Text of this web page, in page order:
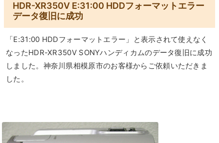
HDR-XR350V E:31:00 HDDフォーマットエラー
データ復旧に成功
「E:31:00 HDDフォーマットエラー」と表示されて使えなく
なったHDR-XR350V SONYハンディカムのデータ復旧に成功
しました。神奈川県相模原市のお客様からご依頼いただきま
した。